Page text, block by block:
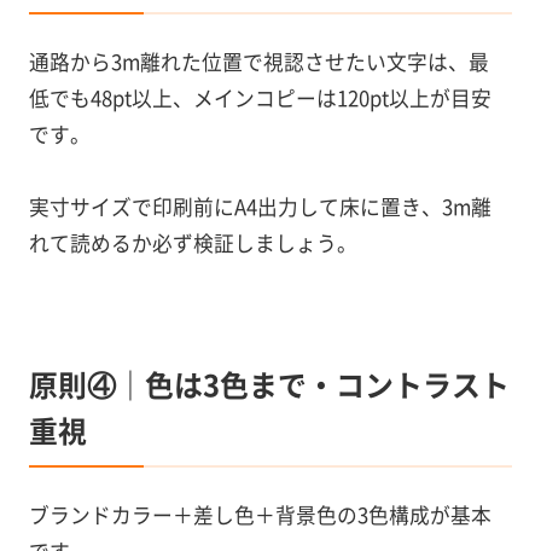
通路から3m離れた位置で視認させたい文字は、最
低でも48pt以上、メインコピーは120pt以上が目安
です。
実寸サイズで印刷前にA4出力して床に置き、3m離
れて読めるか必ず検証しましょう。
原則④｜色は3色まで・コントラスト
重視
ブランドカラー＋差し色＋背景色の3色構成が基本